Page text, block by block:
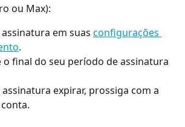
ou Max):
assinatura em suas configurações
.
o final do seu período de assinatura
assinatura expirar, prossiga com a